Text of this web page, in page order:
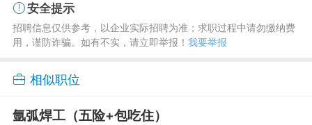
安全提示
招聘信息仅供参考，以企业实际招聘为准；求职过程中请勿缴纳费
用，谨防诈骗。如有不实，请立即举报！ 我要举报
相似职位
氩弧焊工（五险+包吃住）